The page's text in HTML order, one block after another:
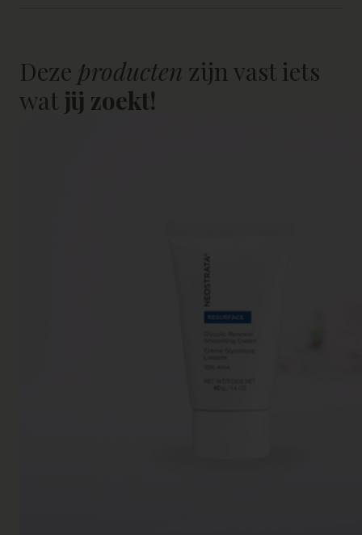
Deze producten zijn vast iets
wat jij zoekt!